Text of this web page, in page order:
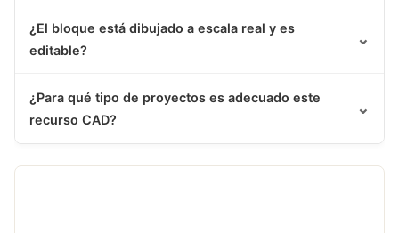
¿El bloque está dibujado a escala real y es
editable?
⌄
¿Para qué tipo de proyectos es adecuado este
recurso CAD?
⌄